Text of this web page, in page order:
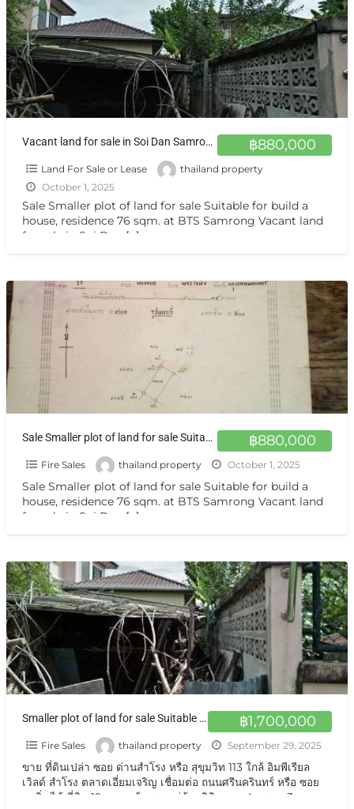
฿880,000
Vacant land for sale in Soi Dan Samrong or Sukhumvit 113, near Imperial World Samrong, Big C Shopping mallที่ดิน 19 ตรว.
Land For Sale or Lease
thailand property
October 1, 2025
Sale Smaller plot of land for sale Suitable for build a
house, residence 76 sqm. at BTS Samrong Vacant land
for sale in Soi Dan […]
฿880,000
Sale Smaller plot of land for sale Suitable for build a house, residence 76 sqm. at BTS Samrong
Fire Sales thailand property October 1, 2025
Sale Smaller plot of land for sale Suitable for build a
house, residence 76 sqm. at BTS Samrong Vacant land
for sale in Soi Dan […]
฿1,700,000
Smaller plot of land for sale Suitable for build a house, residence ขายที่ดินแปลงเล็กๆปลูกบ้านซอยวัดด่าน
Fire Sales thailand property September 29, 2025
ขาย ที่ดินเปล่า ซอย ด่านสำโรง หรือ สุขุมวิท 113 ใกล้ อิมพีเรียล
เวิลด์ สำโรง ตลาดเอี่ยมเจริญ เชื่อมต่อ ถนนศรีนครินทร์ หรือ ซอย
แบริ่ง ได้ ที่ดิน 19 ตรว. เข้าซอยหมู่บ้านลิขิต จากปากซอย 3 กม